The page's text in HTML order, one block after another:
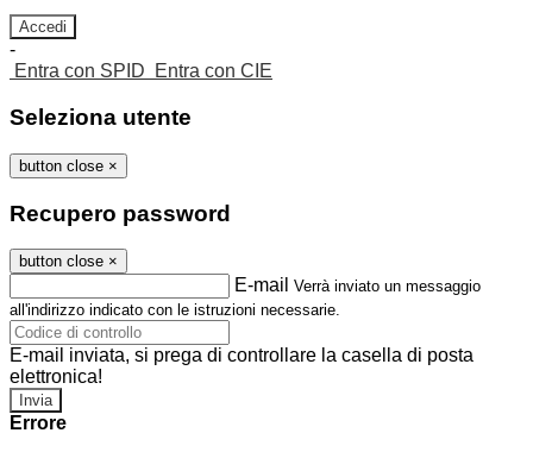
-
Entra con SPID
Entra con CIE
Seleziona utente
button close ×
Recupero password
button close ×
E-mail Verrà inviato un messaggio
all'indirizzo indicato con le istruzioni necessarie.
E-mail inviata, si prega di controllare la casella di posta
elettronica!
Errore